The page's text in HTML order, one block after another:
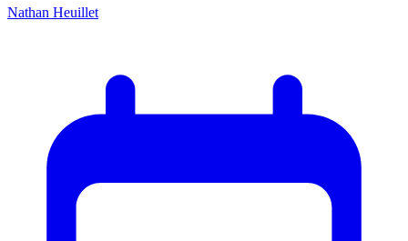
Nathan Heuillet